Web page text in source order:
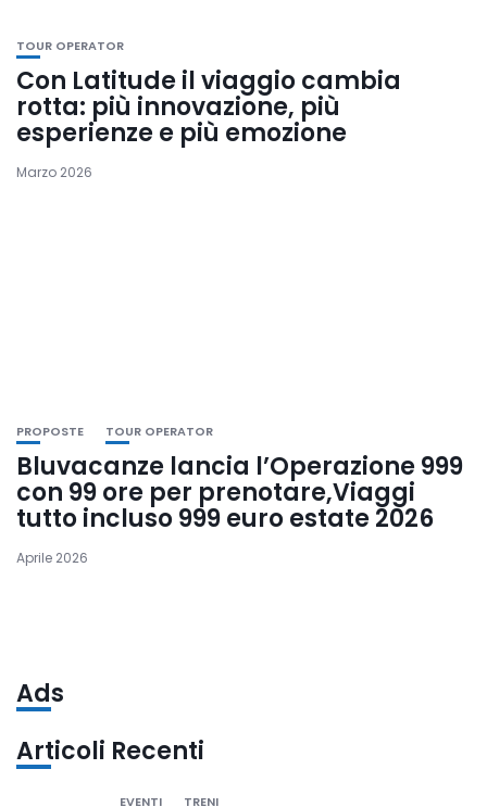
TOUR OPERATOR
Con Latitude il viaggio cambia
rotta: più innovazione, più
esperienze e più emozione
Marzo 2026
PROPOSTE TOUR OPERATOR
Bluvacanze lancia l’Operazione 999
con 99 ore per prenotare,Viaggi
tutto incluso 999 euro estate 2026
Aprile 2026
Ads
Articoli Recenti
EVENTI TRENI